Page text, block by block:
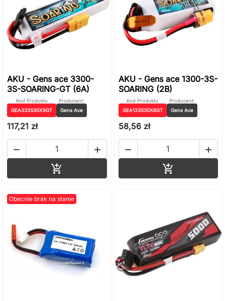
AKU - Gens ace 3300-
3S-SOARING-GT (6A)
Kod Produktu
GEA333S30X9GT
Producent:
Gens Ace
117,21 zł
 

AKU - Gens ace 1300-3S-
SOARING (2B)
Kod Produktu
GEA133S30X6GT
Producent:
Gens Ace
58,56 zł
 

Obecnie brak na stanie